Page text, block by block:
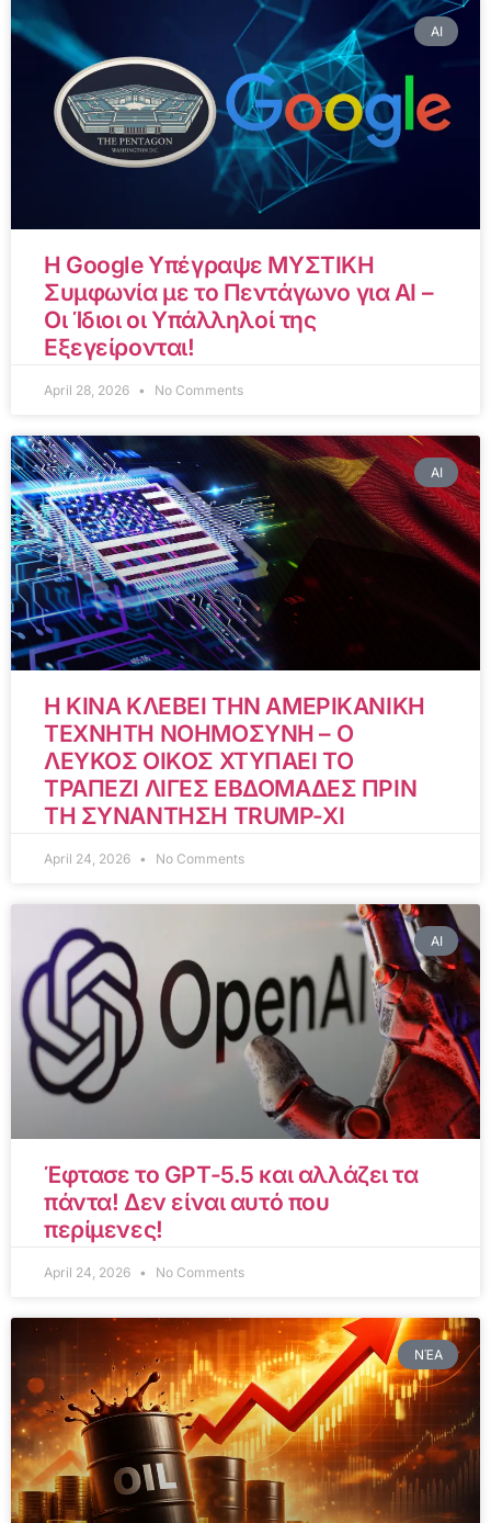
AI
Η Google Υπέγραψε ΜΥΣΤΙΚΗ
Συμφωνία με το Πεντάγωνο για AI –
Οι Ίδιοι οι Υπάλληλοί της
Εξεγείρονται!
April 28, 2026 No Comments
AI
Η ΚΙΝΑ ΚΛΕΒΕΙ ΤΗΝ ΑΜΕΡΙΚΑΝΙΚΗ
ΤΕΧΝΗΤΗ ΝΟΗΜΟΣΥΝΗ – Ο
ΛΕΥΚΟΣ ΟΙΚΟΣ ΧΤΥΠΑΕΙ ΤΟ
ΤΡΑΠΕΖΙ ΛΙΓΕΣ ΕΒΔΟΜΑΔΕΣ ΠΡΙΝ
ΤΗ ΣΥΝΑΝΤΗΣΗ TRUMP-XI
April 24, 2026 No Comments
AI
Έφτασε το GPT-5.5 και αλλάζει τα
πάντα! Δεν είναι αυτό που
περίμενες!
April 24, 2026 No Comments
ΝΈΑ